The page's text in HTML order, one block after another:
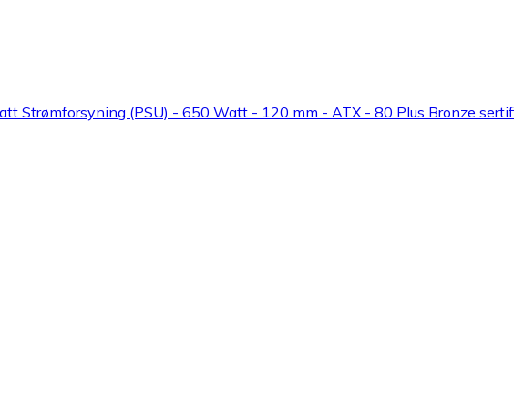
Strømforsyning (PSU) - 650 Watt - 120 mm - ATX - 80 Plus Bronze